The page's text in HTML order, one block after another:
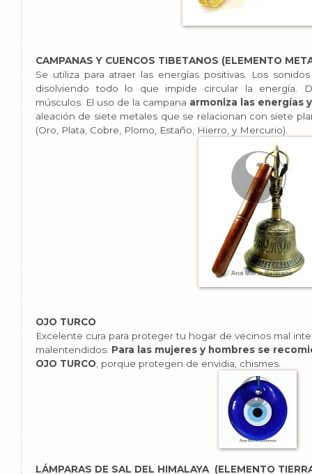
CAMPANAS Y CUENCOS TIBETANOS (ELEMENTO
Se utiliza para atraer las energías positivas. Los
disolviendo todo lo que impide circular la energía.
músculos. El uso de la campana armoniza las energías
aleación de siete metales que se relacionan con siete
(Oro, Plata, Cobre, Plomo, Estaño, Hierro, y Mercurio).
OJO TURCO
Excelente cura para proteger tu hogar de vecinos mal
malentendidos. Para las mujeres y hombres se
OJO TURCO , porque protegen de envidia, chismes.
LÁMPARAS DE SAL DEL HIMALAYA (ELEMENTO